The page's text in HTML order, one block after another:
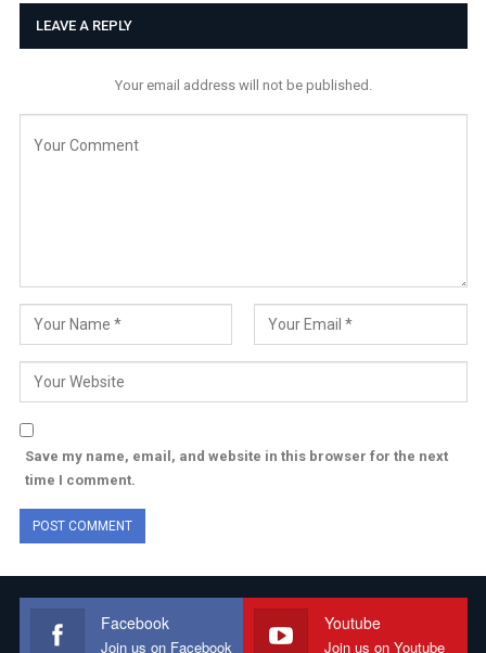
LEAVE A REPLY
Your email address will not be published.
Save my name, email, and website in this browser for the next
time I comment.
Facebook
Join us on Facebook
Youtube
Join us on Youtube